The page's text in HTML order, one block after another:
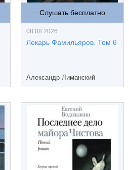
Слушать бесплатно
08.08.2026
Лекарь Фамильяров. Том 6
Александр Лиманский